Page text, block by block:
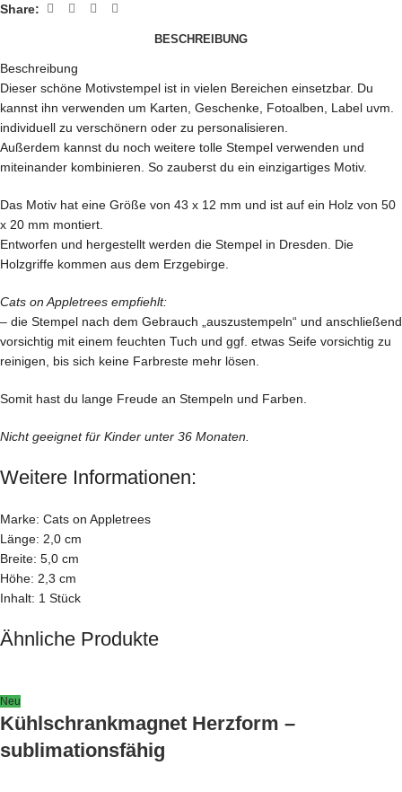
Share:
BESCHREIBUNG
Beschreibung
Dieser schöne Motivstempel ist in vielen Bereichen einsetzbar. Du
kannst ihn verwenden um Karten, Geschenke, Fotoalben, Label uvm.
individuell zu verschönern oder zu personalisieren.
Außerdem kannst du noch weitere tolle Stempel verwenden und
miteinander kombinieren. So zauberst du ein einzigartiges Motiv.
Das Motiv hat eine Größe von 43 x 12 mm und ist auf ein Holz von 50
x 20 mm montiert.
Entworfen und hergestellt werden die Stempel in Dresden. Die
Holzgriffe kommen aus dem Erzgebirge.
Cats on Appletrees empfiehlt:
– die Stempel nach dem Gebrauch „auszustempeln“ und anschließend
vorsichtig mit einem feuchten Tuch und ggf. etwas Seife vorsichtig zu
reinigen, bis sich keine Farbreste mehr lösen.
Somit hast du lange Freude an Stempeln und Farben.
Nicht geeignet für Kinder unter 36 Monaten.
Weitere Informationen:
Marke: Cats on Appletrees
Länge: 2,0 cm
Breite: 5,0 cm
Höhe: 2,3 cm
Inhalt: 1 Stück
Ähnliche Produkte
Neu
Kühlschrankmagnet Herzform –
sublimationsfähig